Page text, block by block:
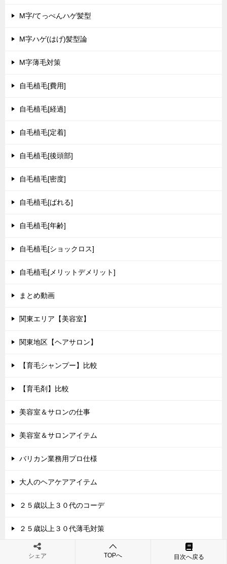
M字/てっぺんハゲ髪型
M字ハゲ(はげ)髪型論
M字薄毛対策
自毛植毛[費用]
自毛植毛[経過]
自毛植毛[定着]
自毛植毛[後頭部]
自毛植毛[密度]
自毛植毛[ばれる]
自毛植毛[年齢]
自毛植毛[ショックロス]
自毛植毛[メリットデメリット]
まとめ動画
関東エリア【美容室】
関東地区【ヘアサロン】
【育毛シャンプー】比較
【育毛剤】比較
美容室＆サロンの仕事
美容室＆サロンアイテム
バリカン業務用プロ仕様
大人のヘアケアアイテム
２５歳以上３０代のコーデ
２５歳以上３０代薄毛対策
便利【グッズ】集
シェア TOPへ 目次へ戻る